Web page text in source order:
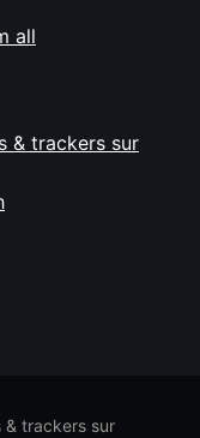
all
& trackers sur
& trackers sur